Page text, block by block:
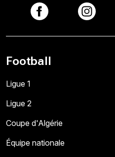
Football
Ligue 1
Ligue 2
Coupe d'Algérie
Équipe nationale